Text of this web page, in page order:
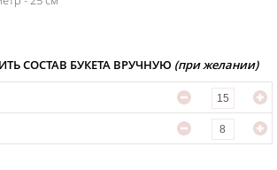
СОСТАВ БУКЕТА ВРУЧНУЮ (при желании)